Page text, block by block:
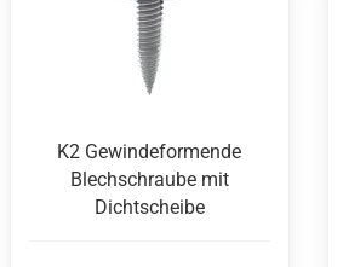
K2 Ge­win­de­for­men­de
Blech­schrau­be mit
Dicht­schei­be